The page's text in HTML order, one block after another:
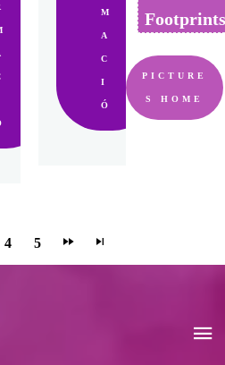
M
A
C
I
Ó
4 5
PICTURE
S HOME